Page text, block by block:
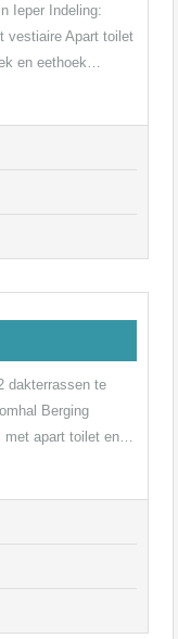
Ieper Indeling:
vestiaire Apart toilet
en eethoek…
dakterrassen te
Berging
apart toilet en…